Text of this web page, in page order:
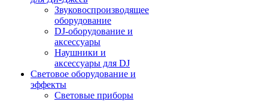
Звуковоспроизводящее
оборудование
DJ-оборудование и
аксессуары
Наушники и
аксессуары для DJ
Световое оборудование и
эффекты
Световые приборы